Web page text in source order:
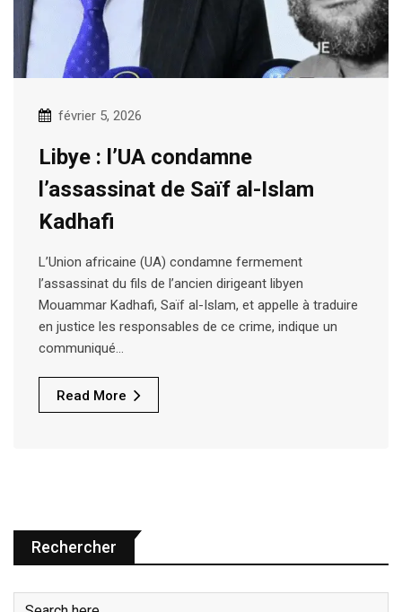
février 5, 2026
Libye : l’UA condamne
l’assassinat de Saïf al-Islam
Kadhafi
L’Union africaine (UA) condamne fermement
l’assassinat du fils de l’ancien dirigeant libyen
Mouammar Kadhafi, Saïf al-Islam, et appelle à traduire
en justice les responsables de ce crime, indique un
communiqué…
Read More
Rechercher